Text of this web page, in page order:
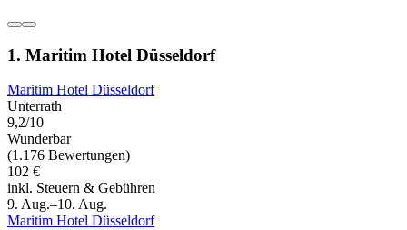
1. Maritim Hotel Düsseldorf
Maritim Hotel Düsseldorf
Unterrath
9,2/10
Wunderbar
(1.176 Bewertungen)
102 €
inkl. Steuern & Gebühren
9. Aug.–10. Aug.
Maritim Hotel Düsseldorf